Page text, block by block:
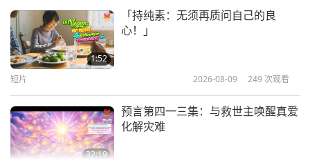
醒他们内在的上帝，让他们得以回「家」，不再在任
何物质星球或地狱受苦。但问题是，因为我太信任、
太开放了，所以有些不好的人也进来了。他们不是真
正的人类。他们没有灵魂。他们进来给我惹了很多麻
烦。算了，我们不再提这些了。
我现在只是很高兴，世界已经几乎恢复正常了，每个
人都可以在加油站加到油，不需要警察站在那边检查
1:52
「持纯素：无须再质问自己的良
心！」
短片 2026-08-09 249 次观看
32:19
预言第四一三集：与救世主唤醒真爱
化解灾难